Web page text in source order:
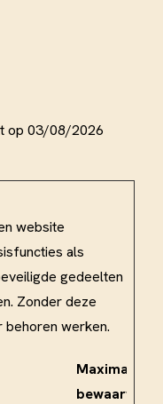
op 03/08/2026
website
als
gedeelten
Zonder deze
behoren werken.
Maximale